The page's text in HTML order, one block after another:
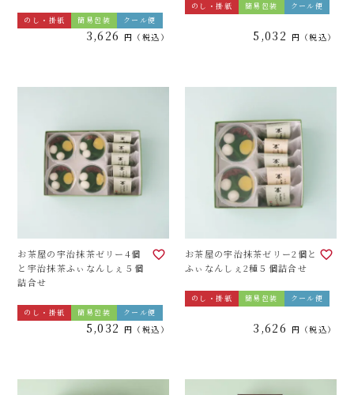
のし・掛紙 簡易包装 クール便
3,626 税込
のし・掛紙 簡易包装 クール便
5,032 税込
お茶屋の宇治抹茶ゼリー4個
と宇治抹茶ふぃなんしぇ５個
詰合せ
のし・掛紙 簡易包装 クール便
5,032 税込
お茶屋の宇治抹茶ゼリー2個と
ふぃなんしぇ2種５個詰合せ
のし・掛紙 簡易包装 クール便
3,626 税込